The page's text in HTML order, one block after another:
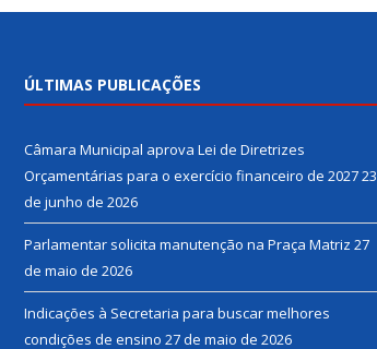
ÚLTIMAS PUBLICAÇÕES
Câmara Municipal aprova Lei de Diretrizes
Orçamentárias para o exercício financeiro de 202723
de junho de 2026
Parlamentar solicita manutenção na Praça Matriz 27
de maio de 2026
Indicações à Secretaria para buscar melhores
condições de ensino 27 de maio de 2026